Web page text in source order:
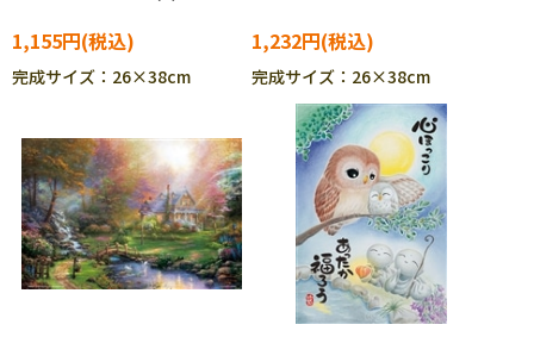
1,155円
完成サイズ：26×38cm
1,232円
完成サイズ：26×38cm